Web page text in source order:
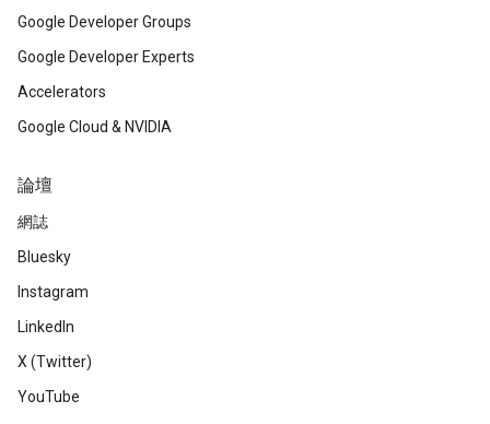
Google Developer Groups
Google Developer Experts
Accelerators
Google Cloud & NVIDIA
論壇
網誌
Bluesky
Instagram
LinkedIn
X (Twitter)
YouTube